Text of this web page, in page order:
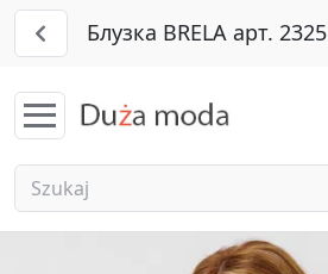
Блузка BRELA арт. 2325